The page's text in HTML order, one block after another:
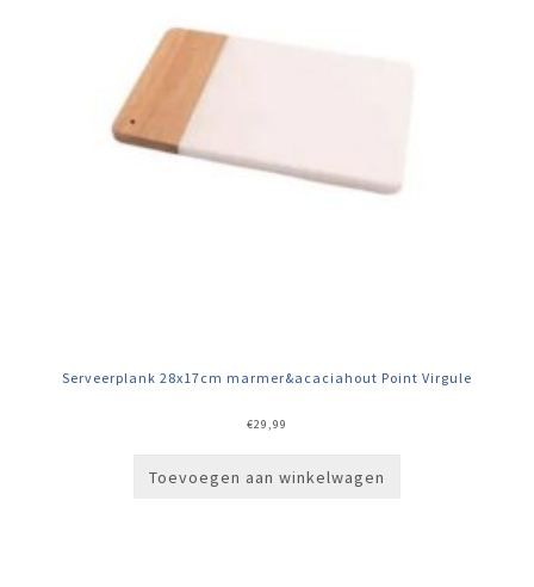
Serveerplank 28x17cm marmer&acaciahout Point Virgule
€29,99
Toevoegen aan winkelwagen